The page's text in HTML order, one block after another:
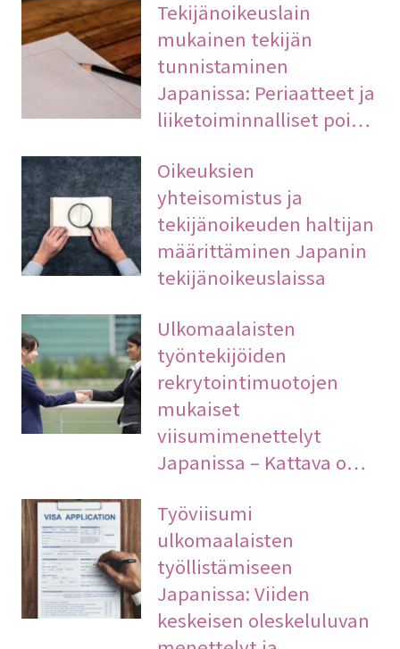
Tekijänoikeuslain
mukainen tekijän
tunnistaminen
Japanissa: Periaatteet ja
liiketoiminnalliset poi…
Oikeuksien
yhteisomistus ja
tekijänoikeuden haltijan
määrittäminen Japanin
tekijänoikeuslaissa
Ulkomaalaisten
työntekijöiden
rekrytointimuotojen
mukaiset
viisumimenettelyt
Japanissa – Kattava o…
Työviisumi
ulkomaalaisten
työllistämiseen
Japanissa: Viiden
keskeisen oleskeluluvan